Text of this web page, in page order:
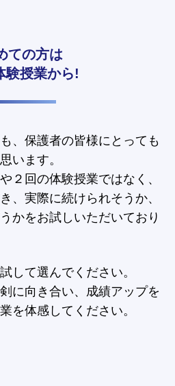
ての方は
験授業から!
、保護者の皆様にとっても
います。
２回の体験授業ではなく、
、実際に続けられそうか、
かをお試しいただいており
して選んでください。
に向き合い、成績アップを
を体感してください。